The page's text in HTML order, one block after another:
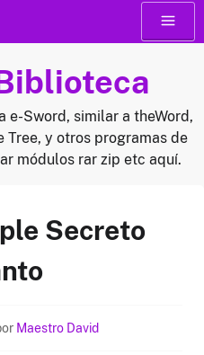
Menú
e-Sword, similar a theWord,
Tree, y otros programas de
módulos rar zip etc aquí.
Secreto
Maestro David